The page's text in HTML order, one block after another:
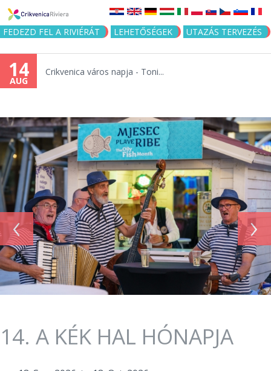
Jump to navigation
FEDEZD FEL A RIVIÉRÁT LEHETŐSÉGEK UTAZÁS TERVEZÉS
14
AUG
Crikvenica város napja - Toni...
‹ ›
14. A KÉK HAL HÓNAPJA